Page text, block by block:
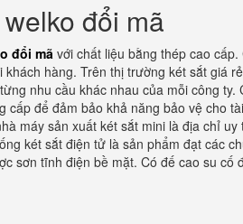
đổi mã
đổi mã với chất liệu bằng thép cao
hàng. Trên thị trường két sắt giá
nhu cầu khác nhau của mỗi công
để đảm bảo khả năng bảo vệ cho
máy sản xuất két sắt mini là địa chỉ
két sắt điện tử là sản phẩm đạt các
sơn tĩnh điện bề mặt. Có đế cao su cố